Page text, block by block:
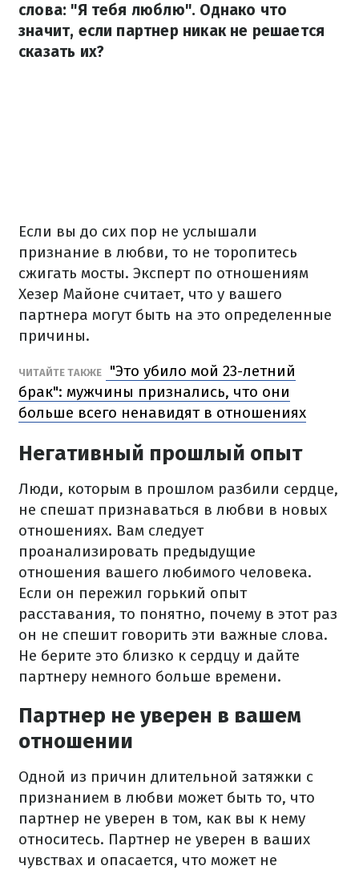
слова: "Я тебя люблю". Однако что
значит, если партнер никак не решается
сказать их?
Если вы до сих пор не услышали
признание в любви, то не торопитесь
сжигать мосты. Эксперт по отношениям
Хезер Майоне считает, что у вашего
партнера могут быть на это определенные
причины.
ЧИТАЙТЕ ТАКЖЕ
"Это убило мой 23-летний
брак": мужчины признались, что они
больше всего ненавидят в отношениях
Негативный прошлый опыт
Люди, которым в прошлом разбили сердце,
не спешат признаваться в любви в новых
отношениях. Вам следует
проанализировать предыдущие
отношения вашего любимого человека.
Если он пережил горький опыт
расставания, то понятно, почему в этот раз
он не спешит говорить эти важные слова.
Не берите это близко к сердцу и дайте
партнеру немного больше времени.
Партнер не уверен в вашем
отношении
Одной из причин длительной затяжки с
признанием в любви может быть то, что
партнер не уверен в том, как вы к нему
относитесь. Партнер не уверен в ваших
чувствах и опасается, что может не